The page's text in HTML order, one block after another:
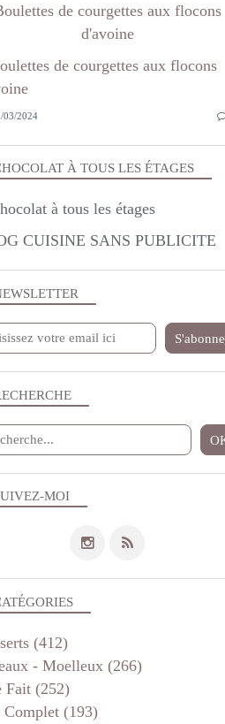
MOI
À TOUS LES ÉTAGES
CUISINE SANS PUBLICITE
de courgettes aux flocons
d'avoine
03/2024
(412)
- Moelleux (266)
Fait (252)
Complet (193)